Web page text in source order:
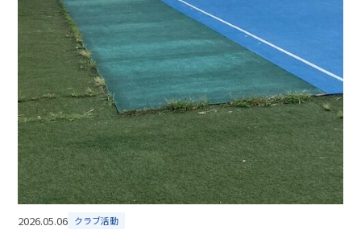
2026.05.06 クラブ活動